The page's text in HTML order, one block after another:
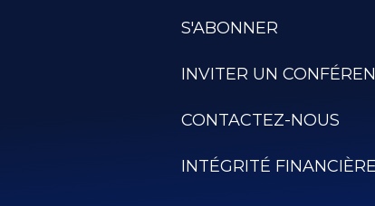
S'ABONNER
INVITER UN
CONTACTEZ-NOUS
INTÉGRITÉ FINANCIÈRE